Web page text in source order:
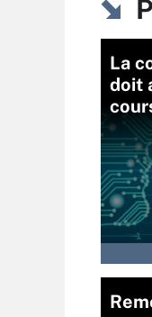
La
doit